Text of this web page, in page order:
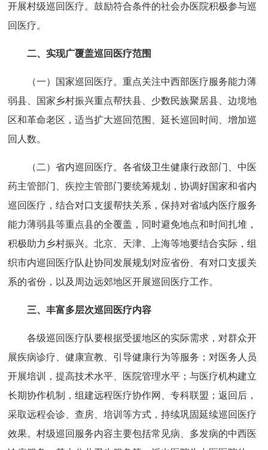
开展村级巡回医疗。鼓励符合条件的社会办医院积极参与巡
回医疗。
二、实现广覆盖巡回医疗范围
（一）国家巡回医疗。重点关注中西部医疗服务能力薄
弱县、国家乡村振兴重点帮扶县、少数民族聚居县、边境地
区和革命老区，适当扩大巡回范围、延长巡回时间、增加巡
回人数。
（二）省内巡回医疗。各省级卫生健康行政部门、中医
药主管部门、疾控主管部门要统筹规划，协调好国家和省内
巡回医疗，结合对口支援帮扶关系，保持对省域内医疗服务
能力薄弱县等重点县的全覆盖，同时避免地点和时间扎堆，
积极助力乡村振兴。北京、天津、上海等地要结合实际，组
织市内巡回医疗队赴协同发展规划对应省份、有对口支援关
系的省份，以及周边远郊地区开展巡回医疗工作。
三、丰富多层次巡回医疗内容
各级巡回医疗队要根据受援地区的实际需求，对群众开
展疾病诊疗、健康宣教、引导健康行为等服务；对医务人员
开展培训，提高技术水平、医院管理水平；与医疗机构建立
长期协作机制，组建远程医疗协作网、专科联盟；返回后，
采取远程会诊、查房、培训等方式，持续巩固延续巡回医疗
效果。村级巡回服务内容主要包括常见病、多发病的中西医